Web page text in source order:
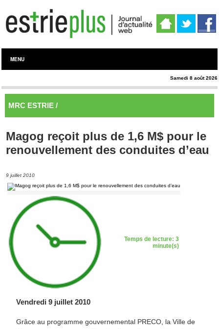
MENU
Samedi 8 août 2026
MRC ESTRIE /
Magog reçoit plus de 1,6 M$ pour le
renouvellement des conduites d’eau
9 juillet 2010
Temps de lecture: 3
minute(s)
Vendredi 9 juillet 2010
Grâce au programme gouvernemental PRECO, la Ville de